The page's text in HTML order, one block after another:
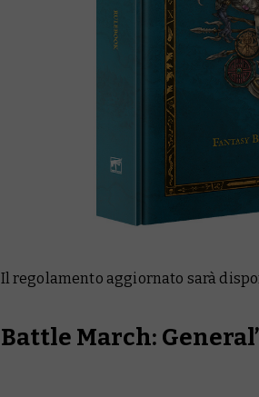
Il regolamento aggiornato sarà
Battle March: